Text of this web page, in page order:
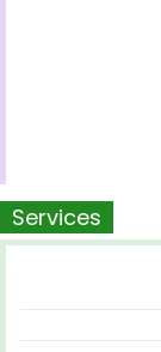
Services